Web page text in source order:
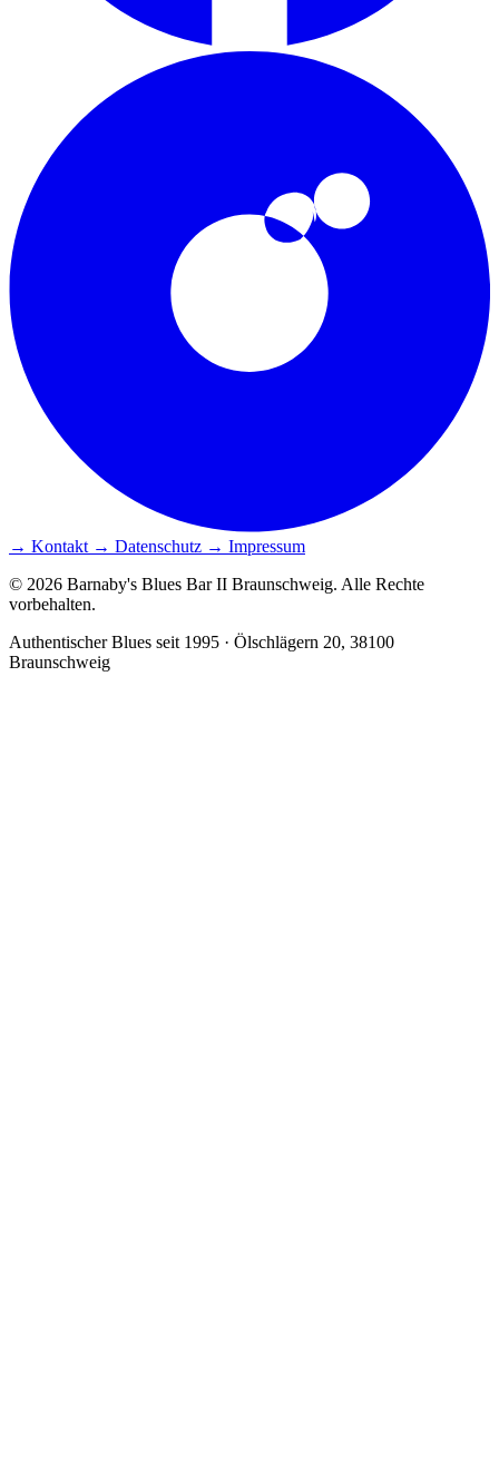
→ Kontakt → Datenschutz → Impressum
© 2026 Barnaby's Blues Bar II Braunschweig. Alle Rechte
vorbehalten.
Authentischer Blues seit 1995 · Ölschlägern 20, 38100
Braunschweig